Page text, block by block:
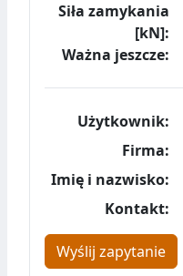
Siła zamykania
[kN]:
Ważna jeszcze:
Użytkownik:
Firma:
Imię i nazwisko:
Kontakt:
Wyślij zapytanie